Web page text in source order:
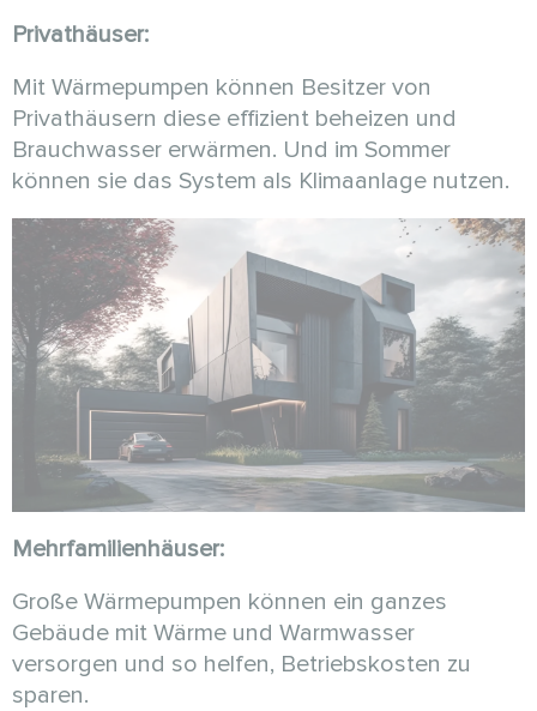
Privathäuser:
Mit Wärmepumpen können Besitzer von
Privathäusern diese effizient beheizen und
Brauchwasser erwärmen. Und im Sommer
können sie das System als Klimaanlage nutzen.
Mehrfamilienhäuser:
Große Wärmepumpen können ein ganzes
Gebäude mit Wärme und Warmwasser
versorgen und so helfen, Betriebskosten zu
sparen.